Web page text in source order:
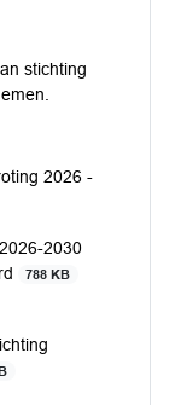
stichting
2026 -
2030
788 KB